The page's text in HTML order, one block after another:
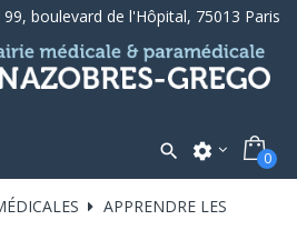
99, boulevard de l'Hôpital, 75013 Paris
 settings 0
APPRENDRE LES